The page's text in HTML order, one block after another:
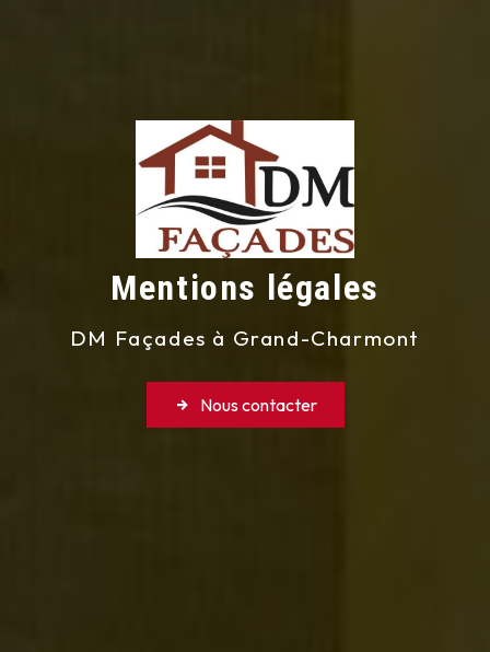
Mentions légales
DM Façades à Grand-Charmont
Nous contacter